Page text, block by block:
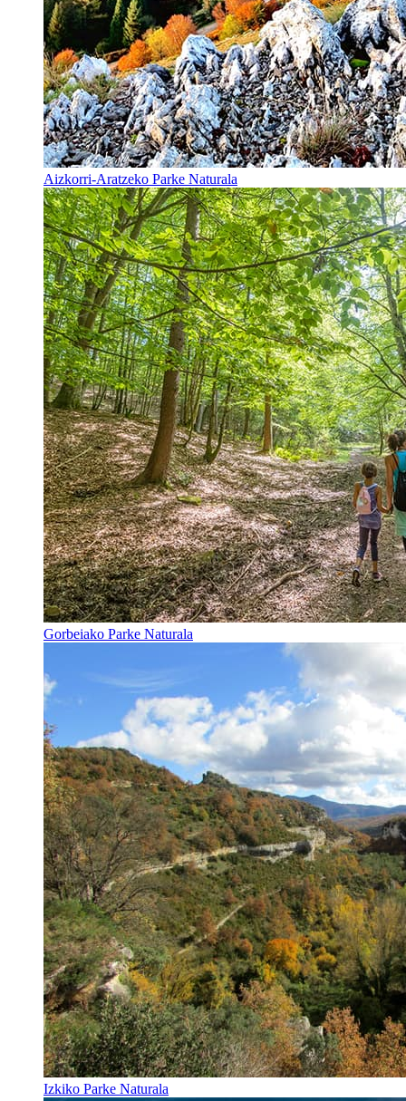
Aizkorri-Aratzeko Parke Naturala
Gorbeiako Parke Naturala
Izkiko Parke Naturala